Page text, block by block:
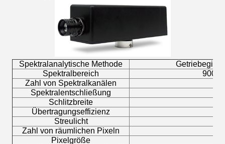
Spektralanalytische Methode
Spektralbereich
900-
Zahl von Spektralkanälen
Spektralentschließung
Schlitzbreite
Übertragungseffizienz
Streulicht
Zahl von räumlichen Pixeln
Pixelgröße